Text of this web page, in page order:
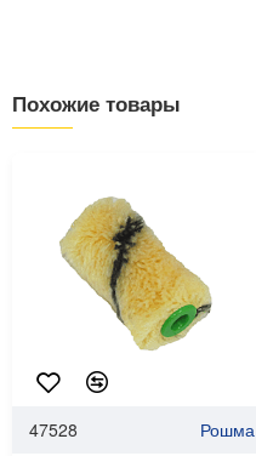
Похожие товары
47528 Рошма